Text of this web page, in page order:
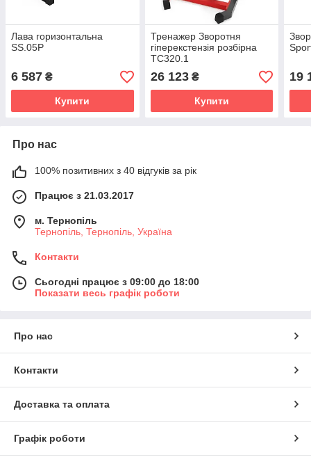
Лава горизонтальна
SS.05P
6 587 ₴
Купити
Тренажер Зворотня
гіперекстензія розбірна
TC320.1
26 123₴
Купити
19
Про нас
100% позитивних з 40 відгуків за рік
Працює з 21.03.2017
м. Тернопіль
Тернопіль, Тернопіль, Україна
Контакти
Сьогодні працює з 09:00 до 18:00
Показати весь графік роботи
Про нас
Контакти
Доставка та оплата
Графік роботи